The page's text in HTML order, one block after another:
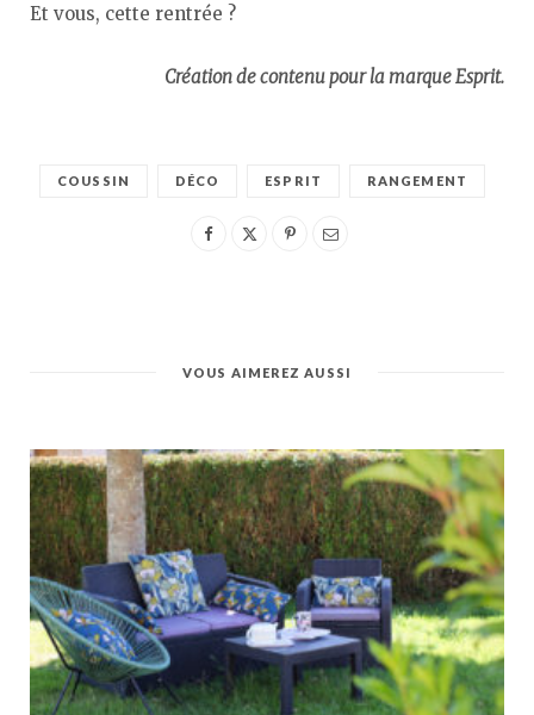
Et vous, cette rentrée ?
Création de contenu pour la marque Esprit.
COUSSIN DÉCO ESPRIT RANGEMENT
VOUS AIMEREZ AUSSI